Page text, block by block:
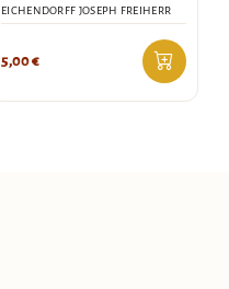
EICHENDORFF JOSEPH FREIHERR
5,00€